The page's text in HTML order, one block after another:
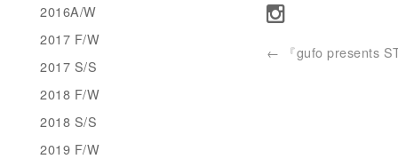
← 『gufo presents
2016A/W
2017 F/W
2017 S/S
2018 F/W
2018 S/S
2019 F/W